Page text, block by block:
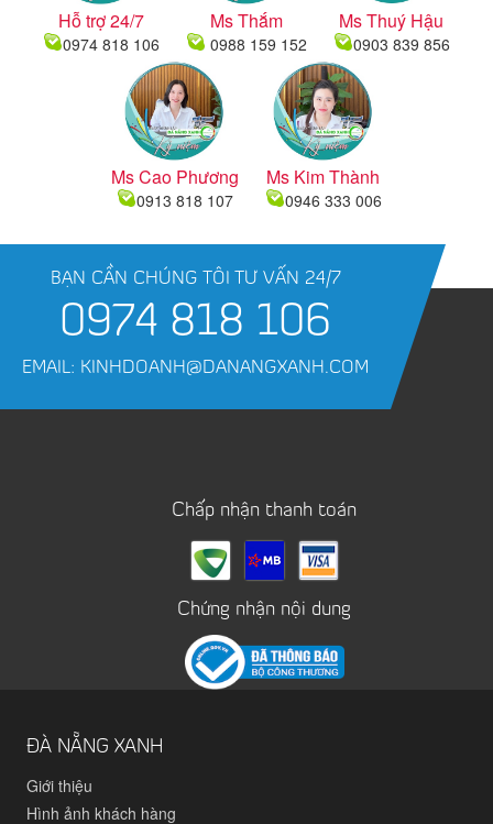
Hỗ trợ 24/7
0974 818 106
Ms Thắm
0988 159 152
Ms Thuý Hậu
0903 839 856
Ms Cao Phương
0913 818 107
Ms Kim Thành
0946 333 006
BẠN CẦN CHÚNG TÔI TƯ VẤN 24/7
0974 818 106
EMAIL: KINHDOANH@DANANGXANH.COM
Chấp nhận thanh toán
Chứng nhận nội dung
ĐÀ NẴNG XANH
Giới thiệu
Hình ảnh khách hàng